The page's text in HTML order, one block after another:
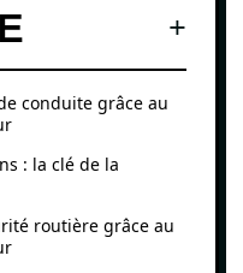
conduite grâce au
: la clé de la
routière grâce au